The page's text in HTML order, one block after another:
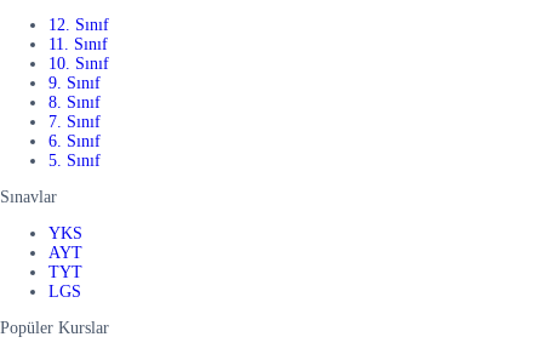
12. Sınıf
11. Sınıf
10. Sınıf
9. Sınıf
8. Sınıf
7. Sınıf
6. Sınıf
5. Sınıf
Sınavlar
YKS
AYT
TYT
LGS
Popüler Kurslar